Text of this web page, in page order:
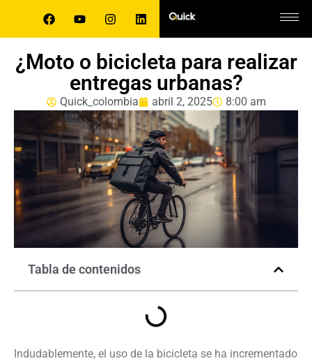
¿Moto o bicicleta para realizar
entregas urbanas?
Quick_colombia abril 2, 2025 8:00 am
Tabla de contenidos
Indudablemente, el uso de la bicicleta se ha incrementado